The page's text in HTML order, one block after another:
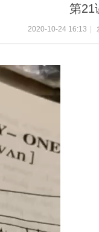
第21
2020-10-24 16:13